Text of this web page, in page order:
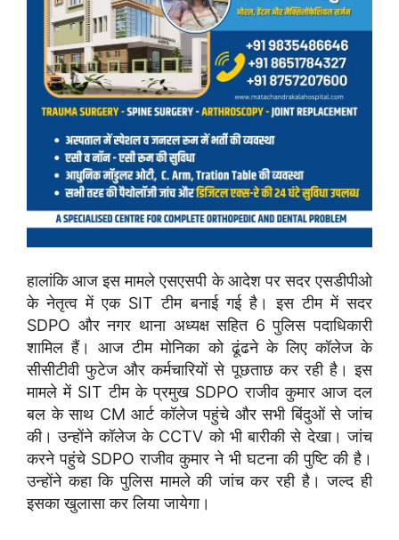
हालांकि आज इस मामले एसएसपी के आदेश पर सदर एसडीपीओ
के नेतृत्व में एक SIT टीम बनाई गई है। इस टीम में सदर
SDPO और नगर थाना अध्यक्ष सहित 6 पुलिस पदाधिकारी
शामिल हैं। आज टीम मोनिका को ढूंढने के लिए कॉलेज के
सीसीटीवी फुटेज और कर्मचारियों से पूछताछ कर रही है। इस
मामले में SIT टीम के प्रमुख SDPO राजीव कुमार आज दल
बल के साथ CM आर्ट कॉलेज पहुंचे और सभी बिंदुओं से जांच
की। उन्होंने कॉलेज के CCTV को भी बारीकी से देखा। जांच
करने पहुंचे SDPO राजीव कुमार ने भी घटना की पुष्टि की है।
उन्होंने कहा कि पुलिस मामले की जांच कर रही है। जल्द ही
इसका खुलासा कर लिया जायेगा।